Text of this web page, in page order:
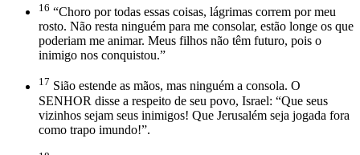
16 “Choro por todas essas coisas, lágrimas correm por meu
rosto. Não resta ninguém para me consolar, estão longe os que
poderiam me animar. Meus filhos não têm futuro, pois o
inimigo nos conquistou.”
17 Sião estende as mãos, mas ninguém a consola. O
SENHOR disse a respeito de seu povo, Israel: “Que seus
vizinhos sejam seus inimigos! Que Jerusalém seja jogada fora
como trapo imundo!”.